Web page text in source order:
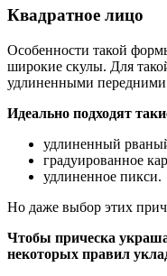
Квадратное лицо
Особенности такой
широкие скулы. Для
удлиненными
Идеально подходят
удлиненный
градуированное
удлиненное пикси.
Но даже выбор этих
Чтобы прическа
некоторых правил